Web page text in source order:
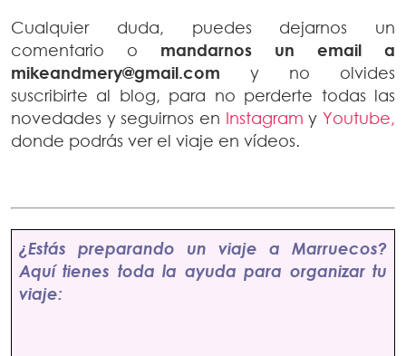
Cualquier duda, puedes dejarnos un
comentario o mandarnos un email a
mikeandmery@gmail.com y no olvides
suscribirte al blog, para no perderte todas las
novedades y seguirnos en Instagram yYoutube,
donde podrás ver el viaje en vídeos.
¿Estás preparando un viaje a Marruecos?
Aquí tienes toda la ayuda para organizar tu
viaje: